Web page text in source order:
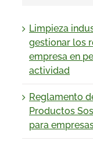
Limpieza
gestionar los
empresa en
actividad
Reglamento
Productos
para